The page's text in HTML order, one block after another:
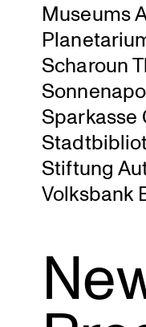
Museums
Scharoun
Sparkasse
Stiftung
Volksbank